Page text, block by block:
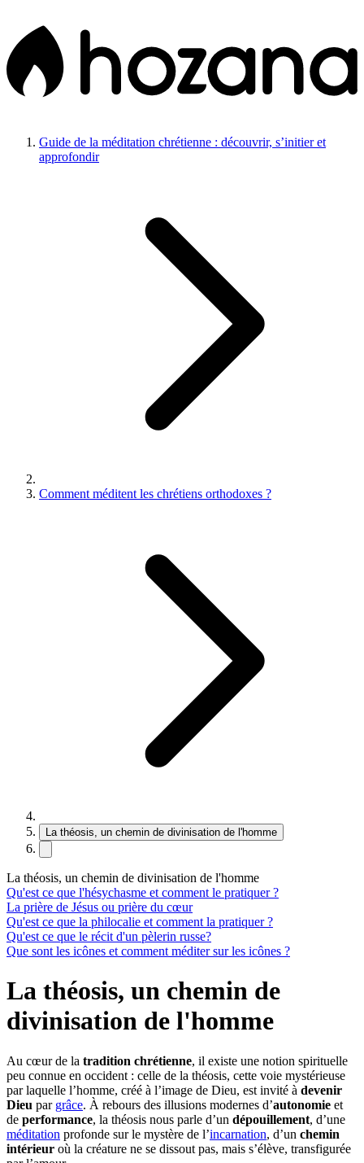
Guide de la méditation chrétienne : découvrir, s’initier et
approfondir
Comment méditent les chrétiens orthodoxes ?
La théosis, un chemin de divinisation de l'homme
La théosis, un chemin de divinisation de l'homme
Qu'est ce que l'hésychasme et comment le pratiquer ?
La prière de Jésus ou prière du cœur
Qu'est ce que la philocalie et comment la pratiquer ?
Qu'est ce que le récit d'un pèlerin russe?
Que sont les icônes et comment méditer sur les icônes ?
La théosis, un chemin de
divinisation de l'homme
Au cœur de la tradition chrétienne, il existe une notion spirituelle
peu connue en occident : celle de la théosis, cette voie mystérieuse
par laquelle l’homme, créé à l’image de Dieu, est invité à devenir
Dieu par grâce. À rebours des illusions modernes d’autonomie et
de performance, la théosis nous parle d’un dépouillement, d’une
méditation profonde sur le mystère de l’incarnation, d’un chemin
intérieur où la créature ne se dissout pas, mais s’élève, transfigurée